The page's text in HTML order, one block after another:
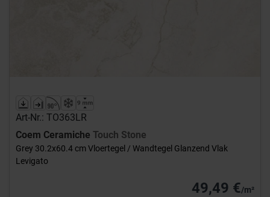
Art-Nr.: TO363LR
Coem Ceramiche Touch Stone
Grey 30.2x60.4 cm Vloertegel / Wandtegel Glanzend Vlak
Levigato
49,49 €/m²